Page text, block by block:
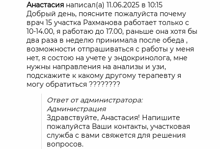
Анастасия написал(а) 11.06.2025 в 10:15
Добрый день, поясните пожалуйста почему
врач 15 участка Рахманова работает только с
10-14.00, я работаю до 17.00, раньше она хотя бы
два раза в неделю принимала после обеда ,
возможности отпрашиваться с работы у меня
нет, я состою на учете у эндокринолога, мне
нужны направления на анализы и узи,
подскажите к какому другому терапевту я
могу обратиться ????????
Ответ от администратора:
Администрация
Здравствуйте, Анастасия! Напишите
пожалуйста Ваши контакты, участковая
служба с вами свяжется для решения
вопросов.